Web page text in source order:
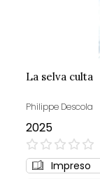
La selva culta
Philippe Descola
2025
0%
Impreso